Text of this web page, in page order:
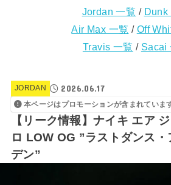
Jordan 一覧 / Dunk
Air Max 一覧 / Off
Travis 一覧 / Sacai
JORDAN 2026.06.17
本ページはプロモーションが含まれていま
【リーク情報】ナイキ エア
ロ LOW OG ”ラストダンス
デン”